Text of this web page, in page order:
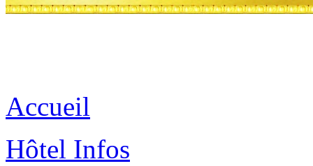
Accueil
Hôtel Infos